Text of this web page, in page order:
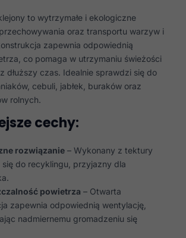
to wytrzymałe i ekologiczne
oraz transportu warzyw i
zapewnia odpowiednią
co pomaga w utrzymaniu świeżości
dłuższy czas. Idealnie sprawdzi się do
cebuli, jabłek, buraków oraz
rolnych.
cechy:
rozwiązanie – Wykonany z tektury
się do recyklingu, przyjazny dla
powietrza – Otwarta
zapewnia odpowiednią wentylację,
nadmiernemu gromadzeniu się